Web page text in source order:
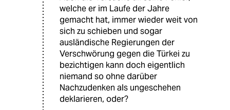
welche er im Laufe der Jahre
gemacht hat, immer wieder weit von
sich zu schieben und sogar
ausländische Regierungen der
Verschwörung gegen die Türkei zu
bezichtigen kann doch eigentlich
niemand so ohne darüber
Nachzudenken als ungeschehen
deklarieren, oder?